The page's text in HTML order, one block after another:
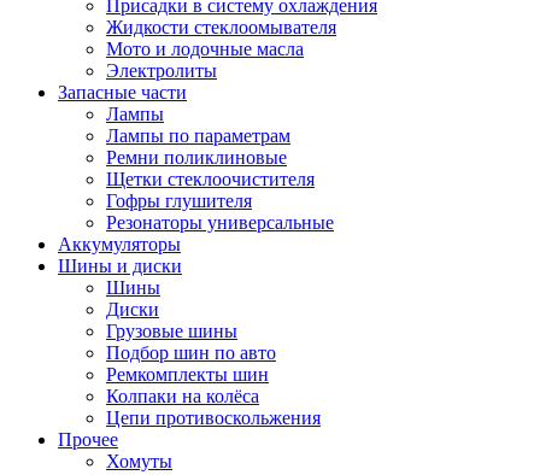
Присадки в систему охлаждения
Жидкости стеклоомывателя
Мото и лодочные масла
Электролиты
Запасные части
Лампы
Лампы по параметрам
Ремни поликлиновые
Щетки стеклоочистителя
Гофры глушителя
Резонаторы универсальные
Аккумуляторы
Шины и диски
Шины
Диски
Грузовые шины
Подбор шин по авто
Ремкомплекты шин
Колпаки на колёса
Цепи противоскольжения
Прочее
Хомуты